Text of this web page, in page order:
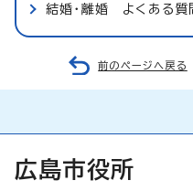
結婚・離婚 よくある質
前のページへ戻る
広島市役所